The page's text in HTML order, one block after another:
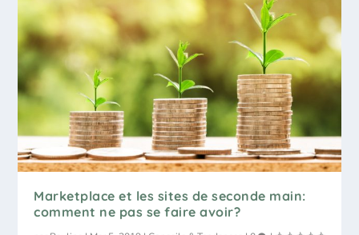
Marketplace et les sites de seconde main:
comment ne pas se faire avoir?